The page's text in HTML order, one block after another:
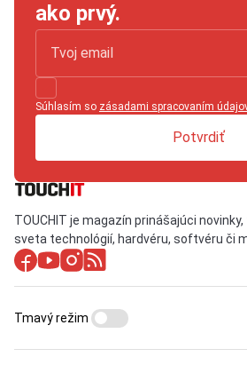
ako prvý.
Súhlasím so zásadami spracovaním
Potvrdiť
TOUCHIT je magazín prinášajúci
sveta technológií, hardvéru, softvéru či
Tmavý režim